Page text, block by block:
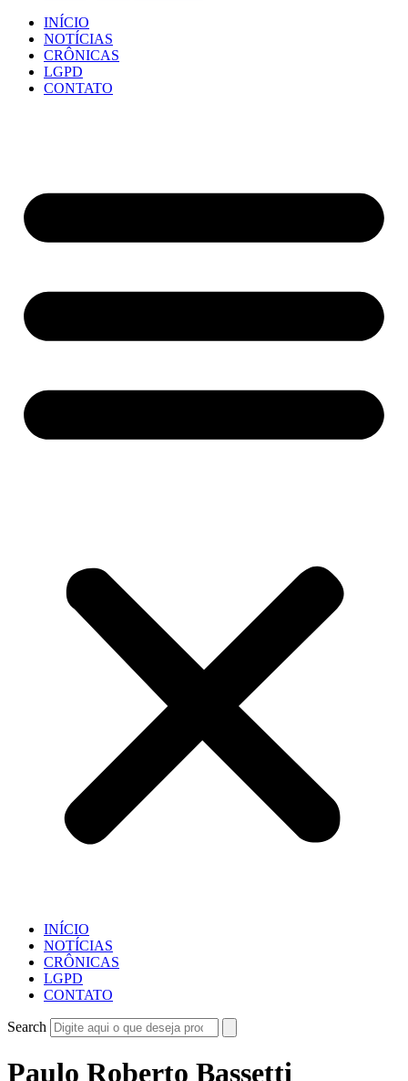
INÍCIO
NOTÍCIAS
CRÔNICAS
LGPD
CONTATO
INÍCIO
NOTÍCIAS
CRÔNICAS
LGPD
CONTATO
Search
Paulo Roberto Bassetti